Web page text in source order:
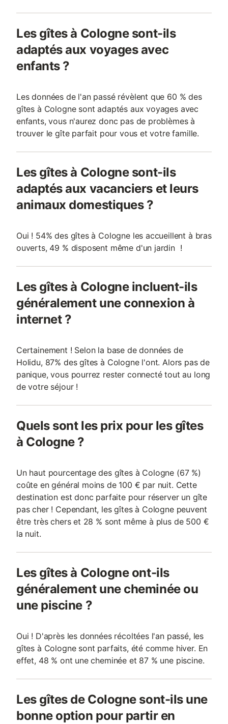
Les gîtes à Cologne sont-ils
adaptés aux voyages avec
enfants ?
Les données de l'an passé révèlent que 60 % des
gîtes à Cologne sont adaptés aux voyages avec
enfants, vous n'aurez donc pas de problèmes à
trouver le gîte parfait pour vous et votre famille.
Les gîtes à Cologne sont-ils
adaptés aux vacanciers et leurs
animaux domestiques ?
Oui ! 54% des gîtes à Cologne les accueillent à bras
ouverts, 49 % disposent même d'un jardin !
Les gîtes à Cologne incluent-ils
généralement une connexion à
internet ?
Certainement ! Selon la base de données de
Holidu, 87% des gîtes à Cologne l'ont. Alors pas de
panique, vous pourrez rester connecté tout au long
de votre séjour !
Quels sont les prix pour les gîtes
à Cologne ?
Un haut pourcentage des gîtes à Cologne (67 %)
coûte en général moins de 100 € par nuit. Cette
destination est donc parfaite pour réserver un gîte
pas cher ! Cependant, les gîtes à Cologne peuvent
être très chers et 28 % sont même à plus de 500 €
la nuit.
Les gîtes à Cologne ont-ils
généralement une cheminée ou
une piscine ?
Oui ! D'après les données récoltées l'an passé, les
gîtes à Cologne sont parfaits, été comme hiver. En
effet, 48 % ont une cheminée et 87 % une piscine.
Les gîtes de Cologne sont-ils une
bonne option pour partir en